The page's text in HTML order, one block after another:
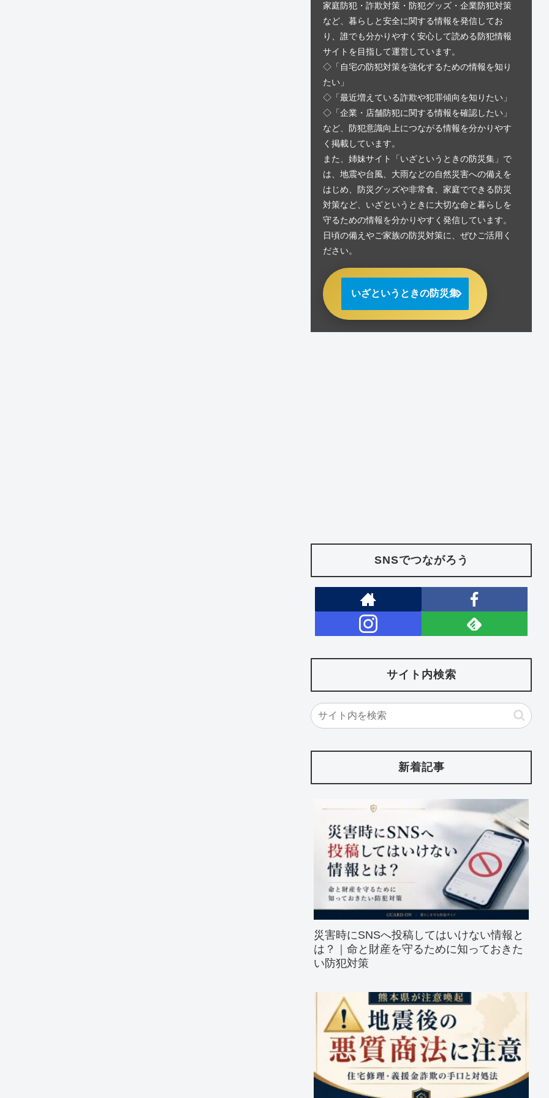
家庭防犯・詐欺対策・防犯グッズ・企業防犯対策
など、暮らしと安全に関する情報を発信してお
り、誰でも分かりやすく安心して読める防犯情報
サイトを目指して運営しています。
◇「自宅の防犯対策を強化するための情報を知り
たい」
◇「最近増えている詐欺や犯罪傾向を知りたい」
◇「企業・店舗防犯に関する情報を確認したい」
など、防犯意識向上につながる情報を分かりやす
く掲載しています。
また、姉妹サイト「いざというときの防災集」で
は、地震や台風、大雨などの自然災害への備えを
はじめ、防災グッズや非常食、家庭でできる防災
対策など、いざというときに大切な命と暮らしを
守るための情報を分かりやすく発信しています。
日頃の備えやご家族の防災対策に、ぜひご活用く
ださい。
いざというときの防災集
SNSでつながろう
サイト内検索
新着記事
災害時にSNSへ投稿してはいけない情報と
は？｜命と財産を守るために知っておきた
い防犯対策